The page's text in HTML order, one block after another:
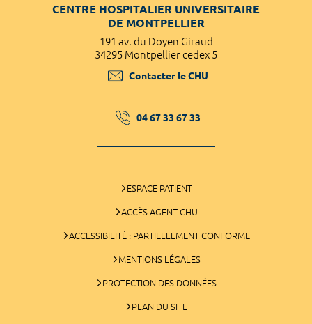
CENTRE HOSPITALIER UNIVERSITAIRE
DE MONTPELLIER
191 av. du Doyen Giraud
34295 Montpellier cedex 5
Contacter le CHU
04 67 33 67 33
ESPACE PATIENT
ACCÈS AGENT CHU
ACCESSIBILITÉ : PARTIELLEMENT CONFORME
MENTIONS LÉGALES
PROTECTION DES DONNÉES
PLAN DU SITE